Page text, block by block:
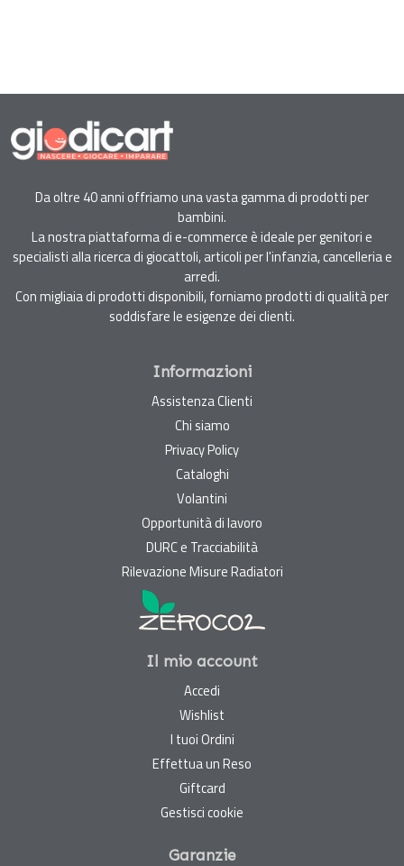
Da oltre 40 anni offriamo una vasta gamma di prodotti per
bambini.
La nostra piattaforma di e-commerce è ideale per genitori e
specialisti alla ricerca di giocattoli, articoli per l'infanzia, cancelleria e
arredi.
Con migliaia di prodotti disponibili, forniamo prodotti di qualità per
soddisfare le esigenze dei clienti.
Informazioni
Assistenza Clienti
Chi siamo
Privacy Policy
Cataloghi
Volantini
Opportunità di lavoro
DURC e Tracciabilità
Rilevazione Misure Radiatori
Il mio account
Accedi
Wishlist
I tuoi Ordini
Effettua un Reso
Giftcard
Gestisci cookie
Garanzie